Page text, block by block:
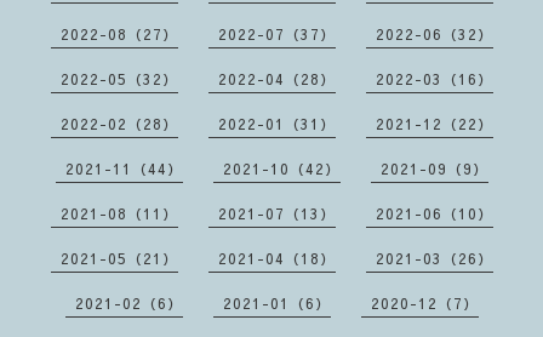
2022-08（27） 2022-07（37） 2022-06（32）
2022-05（32） 2022-04（28） 2022-03（16）
2022-02（28） 2022-01（31） 2021-12（22）
2021-11（44） 2021-10（42） 2021-09（9）
2021-08（11） 2021-07（13） 2021-06（10）
2021-05（21） 2021-04（18） 2021-03（26）
2021-02（6） 2021-01（6） 2020-12（7）